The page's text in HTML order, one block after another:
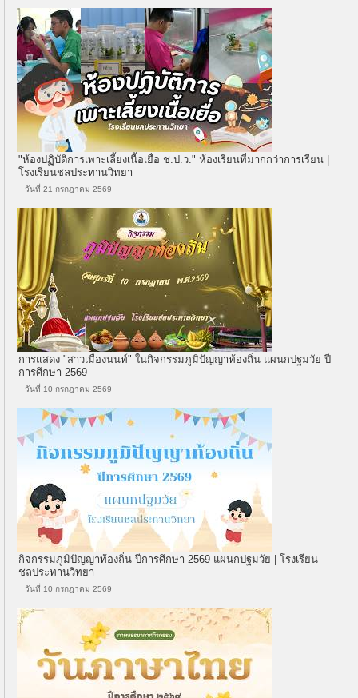
"ห้องปฏิบัติการเพาะเลี้ยงเนื้อเยื่อ ช.ป.ว." ห้องเรียนที่มากกว่าการเรียน |
โรงเรียนชลประทานวิทยา
วันที่ 21 กรกฎาคม 2569
การแสดง "สาวเมืองนนท์" ในกิจกรรมภูมิปัญญาท้องถิ่น แผนกปฐมวัย ปี
การศึกษา 2569
วันที่ 10 กรกฎาคม 2569
กิจกรรมภูมิปัญญาท้องถิ่น ปีการศึกษา 2569 แผนกปฐมวัย | โรงเรียน
ชลประทานวิทยา
วันที่ 10 กรกฎาคม 2569